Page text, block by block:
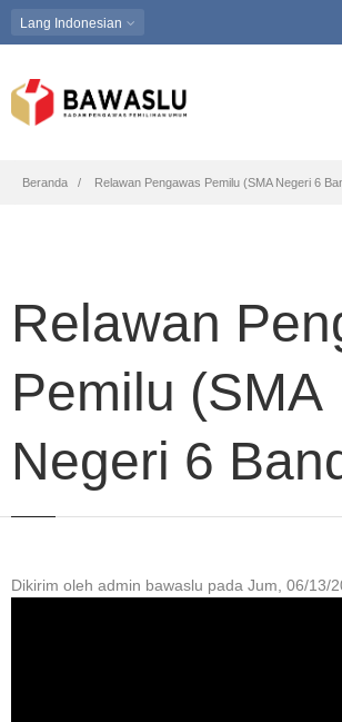
Lang Indonesian
Breadcrumb
Beranda Relawan Pengawas Pemilu (SMA Negeri 6
Relawan
Pemilu (SMA
Negeri 6
Dikirim oleh admin bawaslu pada Jum, 06/13/